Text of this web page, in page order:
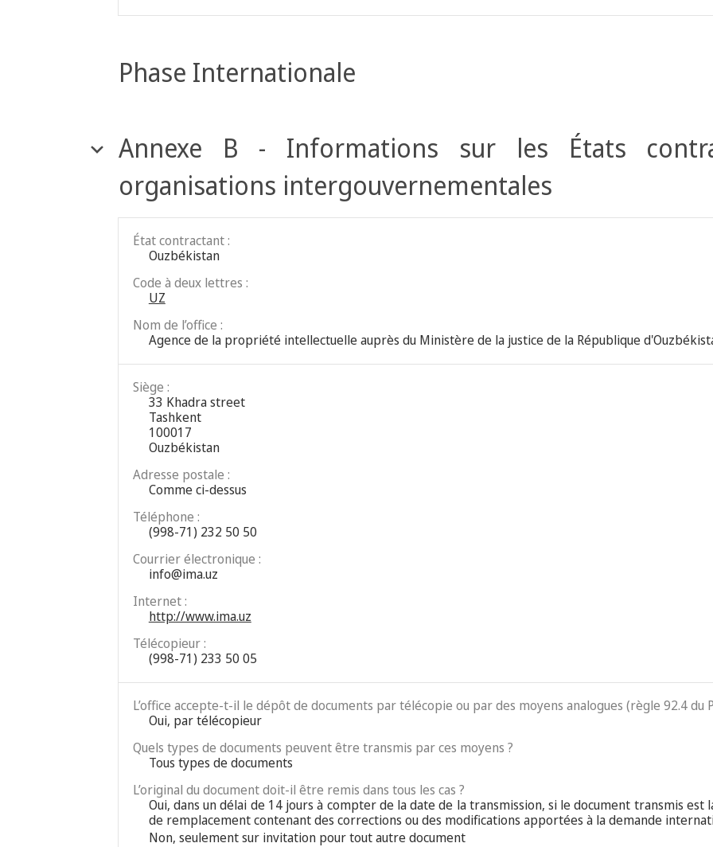
Phase Internationale
Annexe B - Informations sur les États
organisations intergouvernementales
État contractant :
Ouzbékistan
Code à deux lettres :
UZ
Nom de l’office :
Agence de la propriété intellectuelle auprès du Ministère de la justice de la République
Siège :
33 Khadra street
Tashkent
100017
Ouzbékistan
Adresse postale :
Comme ci-dessus
Téléphone :
(998-71) 232 50 50
Courrier électronique :
info@ima.uz
Internet :
http://www.ima.uz
Télécopieur :
(998-71) 233 50 05
L’office accepte-t-il le dépôt de documents par télécopie ou par des moyens analogues (règle 92.4 du
Oui, par télécopieur
Quels types de documents peuvent être transmis par ces moyens ?
Tous types de documents
L’original du document doit-il être remis dans tous les cas ?
Oui, dans un délai de 14 jours à compter de la date de la transmission, si le document transmis
de remplacement contenant des corrections ou des modifications apportées à la demande
Non, seulement sur invitation pour tout autre document